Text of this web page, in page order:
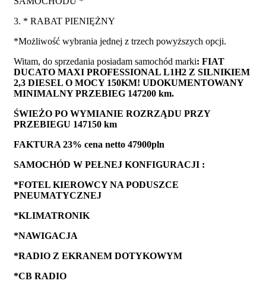
3. * RABAT PIENIĘŻNY
*Możliwość wybrania jednej z trzech powyższych opcji.
Witam, do sprzedania posiadam samochód marki: FIAT
DUCATO MAXI PROFESSIONAL L1H2 Z SILNIKIEM
2,3 DIESEL O MOCY 150KM! UDOKUMENTOWANY
MINIMALNY PRZEBIEG 147200 km.
ŚWIEŻO PO WYMIANIE ROZRZĄDU PRZY
PRZEBIEGU 147150 km
FAKTURA 23% cena netto 47900pln
SAMOCHÓD W PEŁNEJ KONFIGURACJI :
*FOTEL KIEROWCY NA PODUSZCE
PNEUMATYCZNEJ
*KLIMATRONIK
*NAWIGACJA
*RADIO Z EKRANEM DOTYKOWYM
*CB RADIO